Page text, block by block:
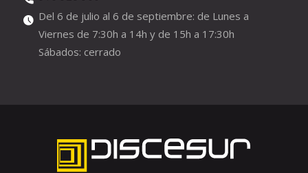
Del 6 de julio al 6 de septiembre: de Lunes a
Viernes de 7:30h a 14h y de 15h a 17:30h
Sábados: cerrado